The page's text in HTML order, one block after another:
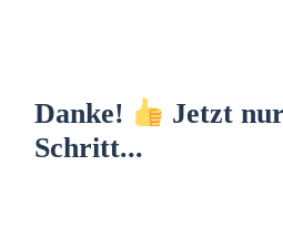
Danke!
Jetzt
Schritt...